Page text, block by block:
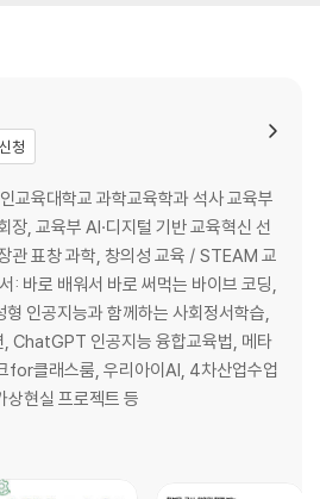
디퓨전
켓
트
트 생성 서비스
플랫폼
경 사이트
청
교육대학교 과학교육학과 석사 교육부
장, 교육부 AI·디지털 기반 교육혁신 선
관 표창 과학, 창의성 교육 / STEAM 교
: 바로 배워서 바로 써먹는 바이브 코딩,
인공지능과 함께하는 사회정서학습,
ChatGPT 인공지능 융합교육법, 메타
for클래스룸, 우리아이AI, 4차산업수업
상현실 프로젝트 등